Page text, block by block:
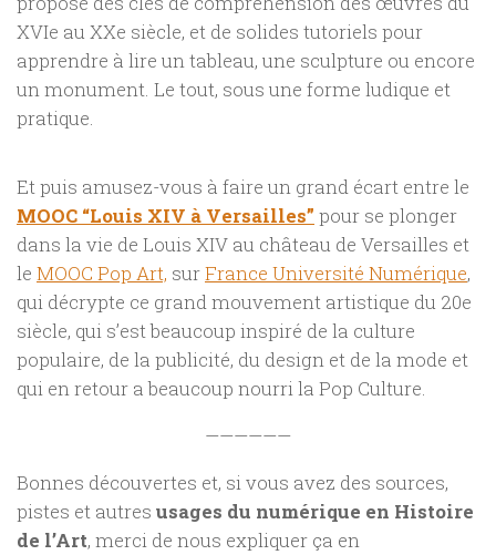
XVIe au XXe siècle, et de solides tutoriels pour
apprendre à lire un tableau, une sculpture ou encore
un monument. Le tout, sous une forme ludique et
pratique.
Et puis amusez-vous à faire un grand écart entre le
MOOC “Louis XIV à Versailles” pour se plonger
dans la vie de Louis XIV au château de Versailles et
le MOOC Pop Art, surFrance Université Numérique,
qui décrypte ce grand mouvement artistique du 20e
siècle, qui s’est beaucoup inspiré de la culture
populaire, de la publicité, du design et de la mode et
qui en retour a beaucoup nourri la Pop Culture.
——————
Bonnes découvertes et, si vous avez des sources,
pistes et autres usages du numérique en Histoire
de l’Art, merci de nous expliquer ça en